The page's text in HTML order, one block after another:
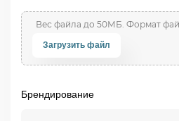
Загрузить файл
Брендирование